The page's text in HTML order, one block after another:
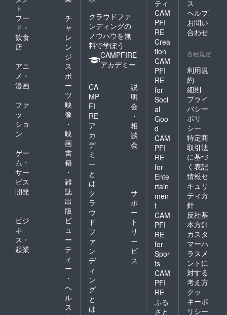
ト
フー
ド・
飲食
店
チ
ャ
レ
ン
ジ
アニ
メ・
漫画
ス
ポ
ー
ツ
ファ
ッ
ショ
ン
映
像
・
映
画
ゲー
ム・
サー
ビス
開発
書
籍
・
雑
誌
出
版
ビジ
ネ
ス・
起業
ビ
ュ
ー
テ
ィ
ー
・
ヘ
ル
ス
クラウドファ
ンディングの
ノウハウを無
料で学ぼう
CAMPFIRE
アカデミー
CA
MP
FI
RE
ア
カ
デ
ミ
ー
と
は
説
明
会
・
相
談
会
ク
ラ
ウ
ド
フ
ァ
ン
デ
ィ
ン
グ
と
は
サ
ポ
ー
ト
サ
ー
ビ
ス
ティ
CAM
PFI
RE
Crea
tion
CAM
PFI
RE
for
Soci
al
Goo
d
CAM
PFI
RE
for
Ente
rtain
men
t
CAM
PFI
RE
for
Spor
ts
CAM
PFI
RE
ふる
さと
ス
ヘルプ
お問い
合わせ
各種規定
利用規
約
細則
プライ
バシー
ポリ
シー
特定商
取引法
に基づ
く表記
情報セ
キュリ
ティ方
針
反社基
本方針
カスタ
マーハ
ラスメ
ントに
対する
考え方
クッ
キーポ
リシー